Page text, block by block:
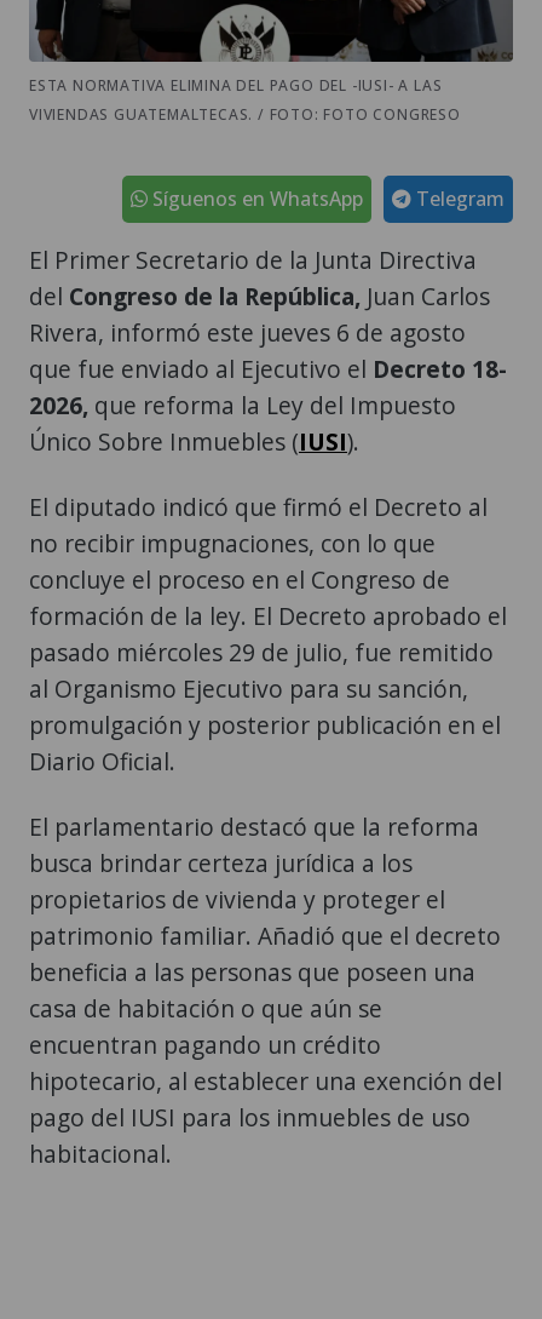
ESTA NORMATIVA ELIMINA DEL PAGO DEL -IUSI- A LAS
VIVIENDAS GUATEMALTECAS. / FOTO: FOTO CONGRESO
Telegram
Síguenos en WhatsApp
El Primer Secretario de la Junta Directiva
del Congreso de la República, Juan Carlos
Rivera, informó este jueves 6 de agosto
que fue enviado al Ejecutivo el Decreto 18-
2026, que reforma la Ley del Impuesto
Único Sobre Inmuebles (IUSI).
El diputado indicó que firmó el Decreto al
no recibir impugnaciones, con lo que
concluye el proceso en el Congreso de
formación de la ley. El Decreto aprobado el
pasado miércoles 29 de julio, fue remitido
al Organismo Ejecutivo para su sanción,
promulgación y posterior publicación en el
Diario Oficial.
El parlamentario destacó que la reforma
busca brindar certeza jurídica a los
propietarios de vivienda y proteger el
patrimonio familiar. Añadió que el decreto
beneficia a las personas que poseen una
casa de habitación o que aún se
encuentran pagando un crédito
hipotecario, al establecer una exención del
pago del IUSI para los inmuebles de uso
habitacional.